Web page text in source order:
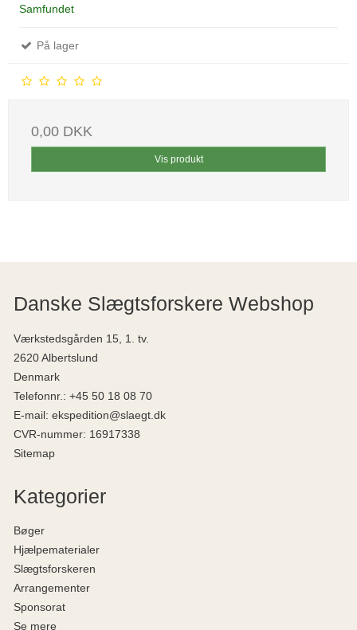
Samfundet
På lager
0,00 DKK
Vis produkt
Danske Slægtsforskere Webshop
Værkstedsgården 15, 1. tv.
2620 Albertslund
Denmark
Telefonnr. : +45 50 18 08 70
E-mail: ekspedition@slaegt.dk
CVR-nummer: 16917338
Sitemap
Kategorier
Bøger
Hjælpematerialer
Slægtsforskeren
Arrangementer
Sponsorat
Se mere